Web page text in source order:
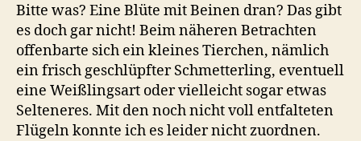
Bitte was? Eine Blüte mit Beinen dran? Das gibt
es doch gar nicht! Beim näheren Betrachten
offenbarte sich ein kleines Tierchen, nämlich
ein frisch geschlüpfter Schmetterling, eventuell
eine Weißlingsart oder vielleicht sogar etwas
Selteneres. Mit den noch nicht voll entfalteten
Flügeln konnte ich es leider nicht zuordnen.